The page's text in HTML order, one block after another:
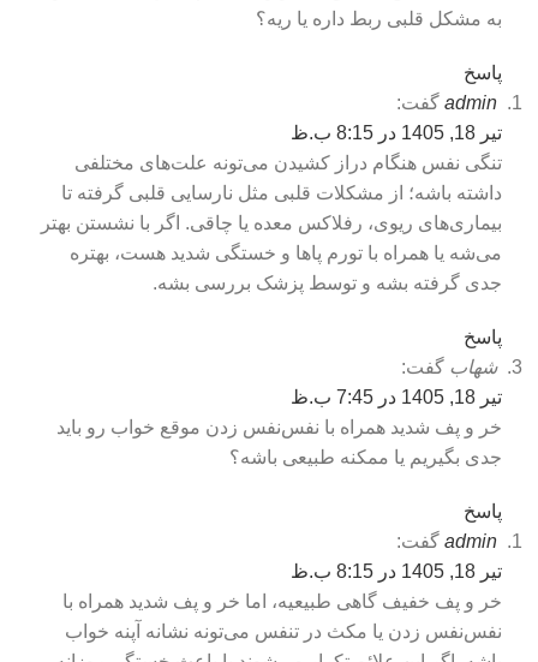
به مشکل قلبی ربط داره یا ریه؟
پاسخ
admin گفت:
تیر 18, 1405 در 8:15 ب.ظ
تنگی نفس هنگام دراز کشیدن می‌تونه علت‌های مختلفی
داشته باشه؛ از مشکلات قلبی مثل نارسایی قلبی گرفته تا
بیماری‌های ریوی، رفلاکس معده یا چاقی. اگر با نشستن بهتر
می‌شه یا همراه با تورم پاها و خستگی شدید هست، بهتره
جدی گرفته بشه و توسط پزشک بررسی بشه.
پاسخ
شهاب گفت:
تیر 18, 1405 در 7:45 ب.ظ
خر و پف شدید همراه با نفس‌نفس زدن موقع خواب رو باید
جدی بگیریم یا ممکنه طبیعی باشه؟
پاسخ
admin گفت:
تیر 18, 1405 در 8:15 ب.ظ
خر و پف خفیف گاهی طبیعیه، اما خر و پف شدید همراه با
نفس‌نفس زدن یا مکث در تنفس می‌تونه نشانه آپنه خواب